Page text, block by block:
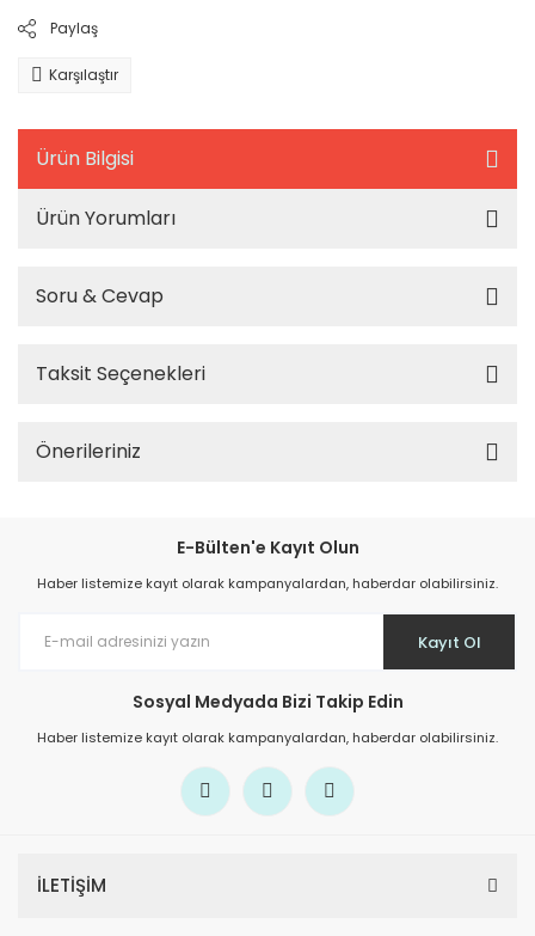
Paylaş
Karşılaştır
Ürün Bilgisi
Ürün Yorumları
Soru & Cevap
Taksit Seçenekleri
Önerileriniz
E-Bülten'e Kayıt Olun
Haber listemize kayıt olarak kampanyalardan, haberdar olabilirsiniz.
Kayıt Ol
Sosyal Medyada Bizi Takip Edin
Haber listemize kayıt olarak kampanyalardan, haberdar olabilirsiniz.
İLETİŞİM